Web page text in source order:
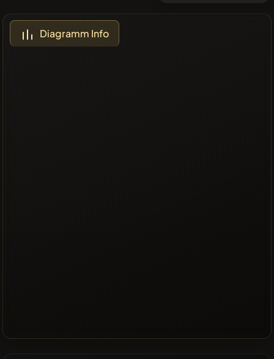
Diagramm Info